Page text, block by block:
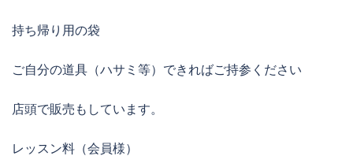
持ち帰り用の袋
ご自分の道具（ハサミ等）できればご持参ください
店頭で販売もしています。
レッスン料（会員様）